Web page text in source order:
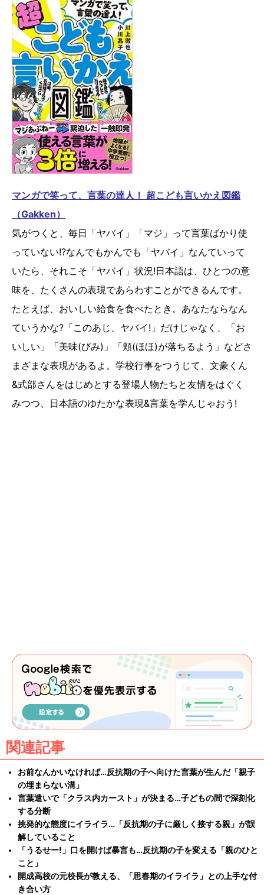
マンガで笑って、言葉の達人！ 超こども言いかえ図鑑
（Gakken）
気がつくと、毎日「ヤバイ」「マジ」って言葉ばかり使
っていない!?なんでもかんでも「ヤバイ」なんていって
いたら、それこそ「ヤバイ」状況!日本語は、ひとつの意
味を、たくさんの表現であらわすことができるんです。
たとえば、おいしい給食を食べたとき。あなたならなん
ていうかな?「このあじ、ヤバイ!」だけじゃなく、「お
いしい」「美味(びみ)」「頬(ほほ)が落ちるよう」などさ
まざまな表現があるよ。学校行事をつうじて、文豪くん
&式部さんをはじめとする登場人物たちと友情をはぐく
みつつ、日本語のゆたかな表現&言葉を学んじゃおう!
関連記事
お前なんかいなければ…反抗期の子へ向けた言葉が生んだ「親子
の埋まらない溝」
言葉遣いで「クラス内カースト」が決まる…子どもの間で深刻化
する分断
挑発的な態度にイライラ…「反抗期の子に厳しく接する親」が誤
解していること
「うるせー!」口を開けば暴言も…反抗期の子を変える「親のひと
こと」
開成高校の元校長が教える、「思春期のイライラ」との上手な付
き合い方